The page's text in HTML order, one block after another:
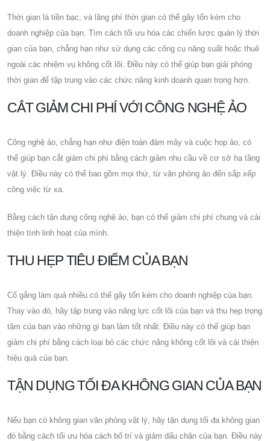
Thời gian là tiền bạc, và lãng phí thời gian có thể gây tốn kém cho
doanh nghiệp của bạn. Tìm cách tối ưu hóa các chiến lược quản lý thời
gian của bạn, chẳng hạn như sử dụng các công cụ năng suất hoặc thuê
ngoài các nhiệm vụ không cốt lõi. Điều này có thể giúp bạn giải phóng
thời gian để tập trung vào các chức năng kinh doanh quan trọng hơn.
CẮT GIẢM CHI PHÍ VỚI CÔNG NGHỆ ẢO
Công nghệ ảo, chẳng hạn như điện toán đám mây và cuộc họp ảo, có
thể giúp bạn cắt giảm chi phí bằng cách giảm nhu cầu về cơ sở hạ tầng
vật lý. Điều này có thể bao gồm mọi thứ, từ văn phòng ảo đến sắp xếp
công việc từ xa.
Bằng cách tận dụng công nghệ ảo, bạn có thể giảm chi phí chung và cải
thiện tính linh hoạt của mình.
THU HẸP TIÊU ĐIỂM CỦA BẠN
Cố gắng làm quá nhiều có thể gây tốn kém cho doanh nghiệp của bạn.
Thay vào đó, hãy tập trung vào năng lực cốt lõi của bạn và thu hẹp trọng
tâm của bạn vào những gì bạn làm tốt nhất. Điều này có thể giúp bạn
giảm chi phí bằng cách loại bỏ các chức năng không cốt lõi và cải thiện
hiệu quả của bạn.
TẬN DỤNG TỐI ĐA KHÔNG GIAN CỦA BẠN
Nếu bạn có không gian văn phòng vật lý, hãy tận dụng tối đa không gian
đó bằng cách tối ưu hóa cách bố trí và giảm dấu chân của bạn. Điều này